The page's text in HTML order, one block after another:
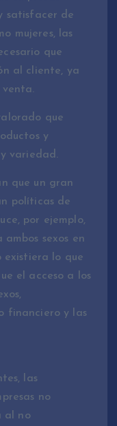
satisfacer de
mujeres, las
que
al cliente, ya
que
y
variedad.
que un gran
políticas de
por ejemplo,
sexos en
existiera lo que
el acceso a los
financiero y las
las
no
al no